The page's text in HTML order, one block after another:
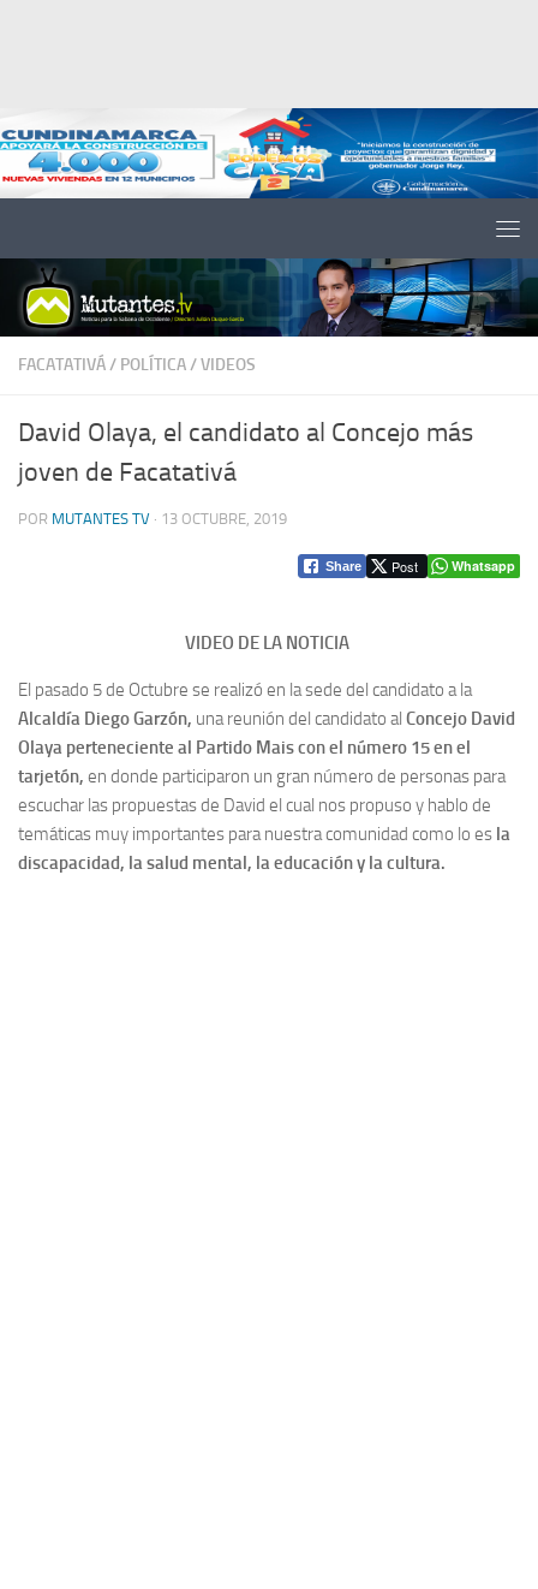
FACATATIVÁ/ POLÍTICA/VIDEOS
David Olaya, el candidato al Concejo más
joven de Facatativá
POR MUTANTES TV · 13 OCTUBRE, 2019
Share Post Whatsapp
VIDEO DE LA NOTICIA
El pasado 5 de Octubre se realizó en la sede del candidato a la
Alcaldía Diego Garzón, una reunión del candidato al Concejo David
Olaya perteneciente al Partido Mais con el número 15 en el
tarjetón, en donde participaron un gran número de personas para
escuchar las propuestas de David el cual nos propuso y hablo de
temáticas muy importantes para nuestra comunidad como lo es la
discapacidad, la salud mental, la educación y la cultura.